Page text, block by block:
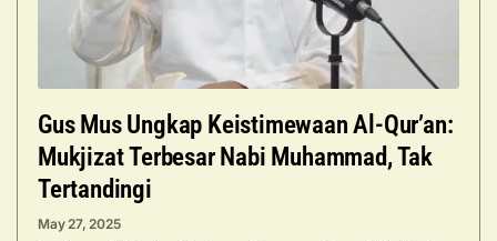
Gus Mus Ungkap Keistimewaan Al-Qur’an:
Mukjizat Terbesar Nabi Muhammad, Tak
Tertandingi
May 27, 2025